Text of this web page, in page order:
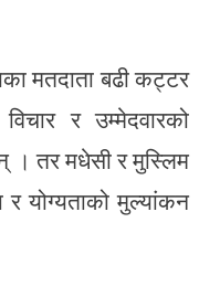
मतदाता बढी कट्टर
र उम्मेदवारको
। तर मधेसी र मुस्लिम
योग्यताको मुल्यांकन